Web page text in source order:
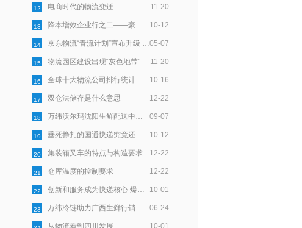
11-20
12 电商时代的物流变迁
10-12
13 降本增效企业行之二——豪狼物流：服务细节上用“新”深耕
05-07
14 京东物流“青流计划”宣布升级 聚焦末端回收再利用
11-20
15 物流园区建设出现“灰色地带”
10-16
16 全球十大物流公司排行统计
12-22
17 双仓法储存是什么意思
09-07
18 万纬沃尔玛沈阳生鲜配送中心正式开仓
10-12
19 垂死挣扎的国通快递究竟还能撑多久？
12-22
20 集装箱叉车的特点与构造要求
12-22
21 仓库温度的控制要求
10-01
22 创新和服务成为快递核心 爆发式增长带来时代契机
06-24
23 万纬冷链助力广西生鲜行销全国
10-01
从物流看到四川发展